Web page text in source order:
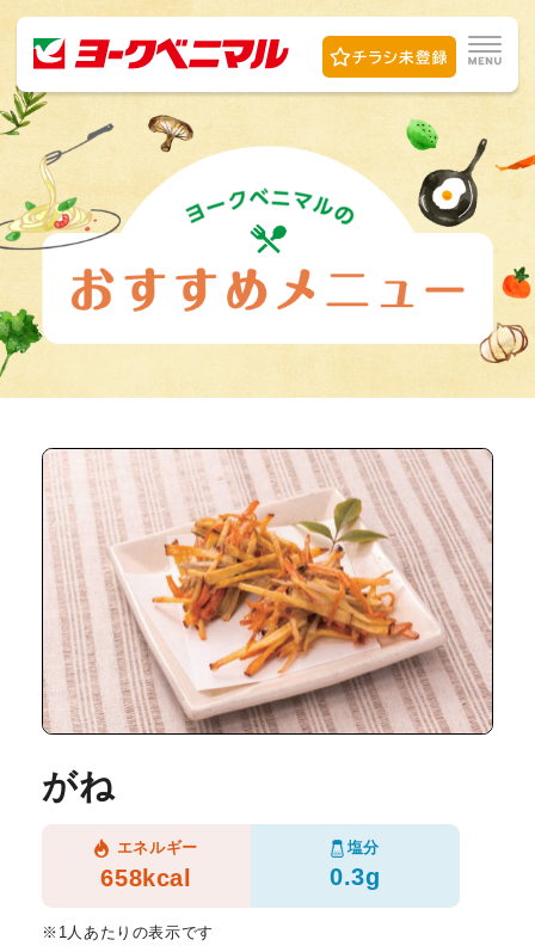
がね
エネルギー
658kcal
塩分
0.3g
※1人あたりの表示です